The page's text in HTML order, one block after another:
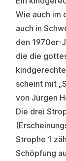
Wie auch im
auch in
den 1970er-
die die
scheint mit
von Jürgen
Die drei
Strophe 1
Schöpfung